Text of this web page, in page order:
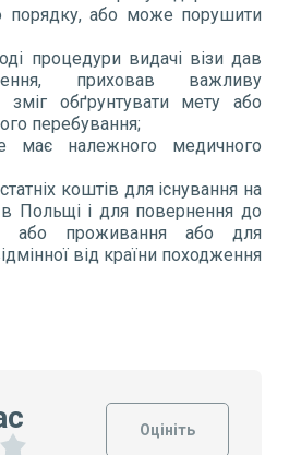
порядку, або може порушити
процедури видачі візи дав
приховав важливу
обґрунтувати мету або
перебування;
має належного медичного
коштів для існування на
Польщі і для повернення до
або проживання або для
від країни походження
Оцініть